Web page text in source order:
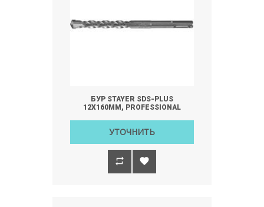
БУР STAYER SDS-PLUS
12Х160ММ, PROFESSIONAL
УТОЧНИТЬ